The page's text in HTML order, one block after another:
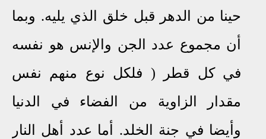
حينا من الدهر قبل خلق الذي يليه. وبما
أن مجموع عدد الجن و الإنس هو نفسه
في كل قطر ( فلكل نوع منهم نفس
مقدار الزاوية من الفضاء في الدنيا
وأيضا في جنة الخلد. أما عدد أهل النار